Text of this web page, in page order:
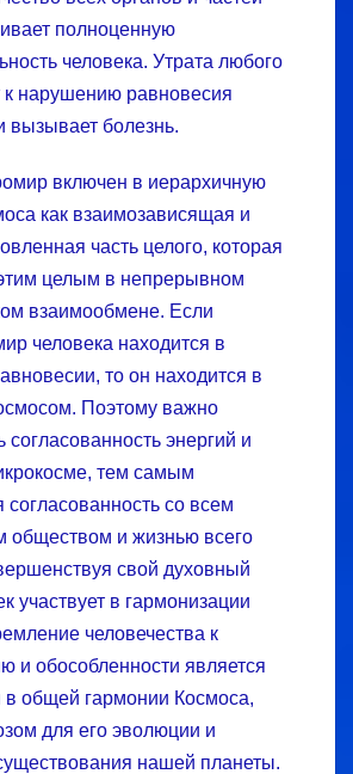
полноценную
человека. Утрата любого
к нарушению равновесия
вызывает болезнь.
включен в иерархичную
как взаимозависящая и
часть целого, которая
целым в непрерывном
взаимообмене. Если
человека находится в
то он находится в
Поэтому важно
согласованность энергий и
тем самым
со всем
обществом и жизнью всего
свой духовный
участвует в гармонизации
человечества к
и обособленности является
в общей гармонии Космоса,
для его эволюции и
нашей планеты.